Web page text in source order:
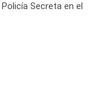
Secreta en el